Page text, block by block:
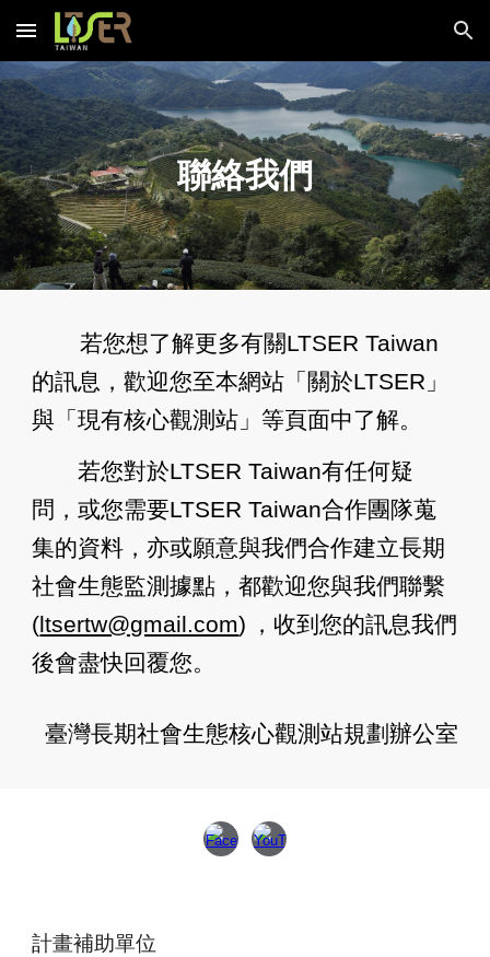
Skip to main content Skip to navigation
聯絡我們
若您想了解更多有關LTSER Taiwan
的訊息，歡迎您至本網站「關於LTSER」
與「現有核心觀測站」等頁面中了解。
若您對於LTSER Taiwan有任何疑
問，或您需要LTSER Taiwan合作團隊蒐
集的資料，亦或願意與我們合作建立長期
社會生態監測據點，都歡迎您與我們聯繫
(ltsertw@gmail.com) ，收到您的訊息我們
後會盡快回覆您。
臺灣長期社會生態核心觀測站規劃辦公室
計畫補助單位